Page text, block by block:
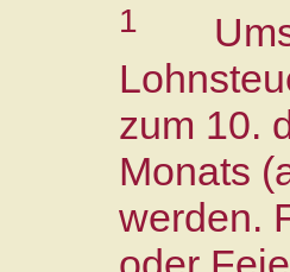
1
zum 10.
Monats
werden.